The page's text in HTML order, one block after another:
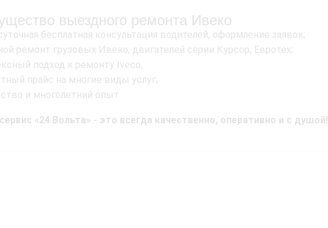
выездного ремонта Ивеко
бесплатная консультация водителей, оформление заявок;
ремонт грузовых Ивеко, двигателей серии Курсор, Евротех;
подход к ремонту Iveco;
прайс на многие виды услуг;
и многолетний опыт.
«24 Вольта» - это всегда качественно, оперативно и с душой!